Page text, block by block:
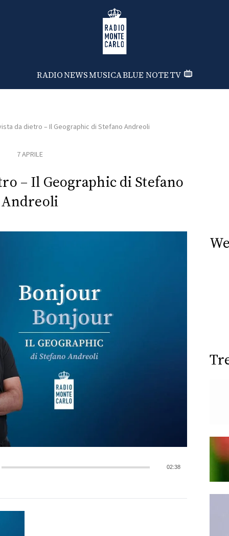
Radio Monte Carlo
RADIONEWSMUSICABLUE NOTETV
da dietro – Il Geographic di Stefano Andreoli
7 APRILE
– Il Geographic di Stefano
Andreoli
02:38